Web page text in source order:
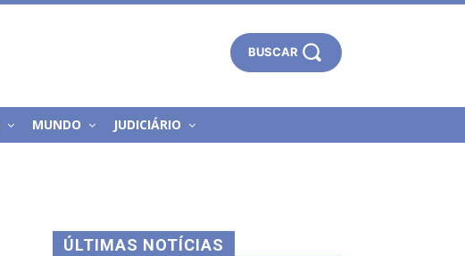
BUSCAR
MUNDO JUDICIÁRIO
ÚLTIMAS NOTÍCIAS